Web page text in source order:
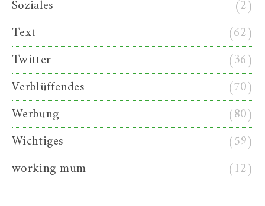
Soziales
(2)
Text
(62)
Twitter
(36)
Verblüffendes
(70)
Werbung
(80)
Wichtiges
(59)
working mum
(12)